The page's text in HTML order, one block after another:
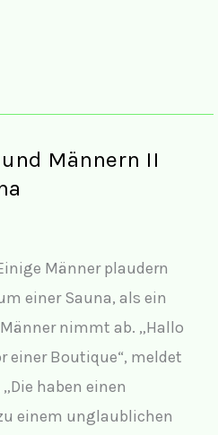
Männern II
Männer plaudern
einer Sauna, als ein
nimmt ab. „Hallo
einer Boutique“, meldet
haben einen
einem unglaublichen